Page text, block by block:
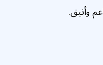
وأنيق.